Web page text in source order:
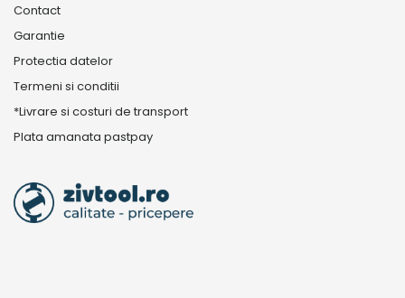
Contact
Garantie
Protectia datelor
Termeni si conditii
*Livrare si costuri de transport
Plata amanata pastpay